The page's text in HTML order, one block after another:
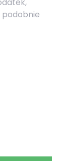
podobnie